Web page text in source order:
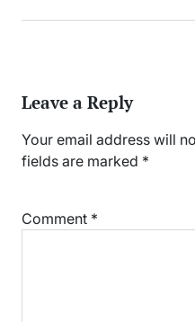
Leave a Reply
Your email address will
fields are marked *
Comment *